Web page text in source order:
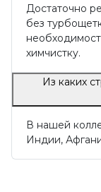
Достаточно
без
химчистку.
Из каких
В нашей
Индии,